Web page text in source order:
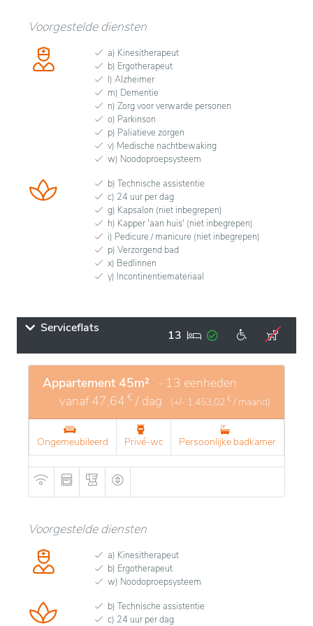
Voorgestelde diensten
a) Kinesitherapeut
b) Ergotherapeut
l) Alzheimer
m) Dementie
n) Zorg voor verwarde personen
o) Parkinson
p) Paliatieve zorgen
v) Medische nachtbewaking
w) Noodoproepsysteem
b) Technische assistentie
c) 24 uur per dag
g) Kapsalon (niet inbegrepen)
h) Kapper 'aan huis' (niet inbegrepen)
i) Pedicure / manicure (niet inbegrepen)
p) Verzorgend bad
x) Bedlinnen
y) Incontinentiemateriaal
Serviceflats 13
Appartement 45m² - 13 eenheden
vanaf47,64 € / dag (+/- 1.453,02 € / maand)
Ongemeubileerd Privé-wc Persoonlijke badkamer
Voorgestelde diensten
a) Kinesitherapeut
b) Ergotherapeut
w) Noodoproepsysteem
b) Technische assistentie
c) 24 uur per dag